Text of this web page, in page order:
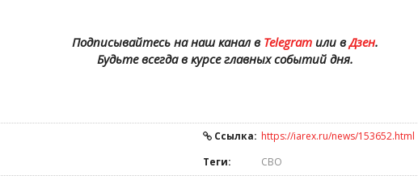
Подписывайтесь на наш канал в Telegramили вДзен.
Будьте всегда в курсе главных событий дня.
Ссылка: https://iarex.ru/news/153652.html
Теги: СВО